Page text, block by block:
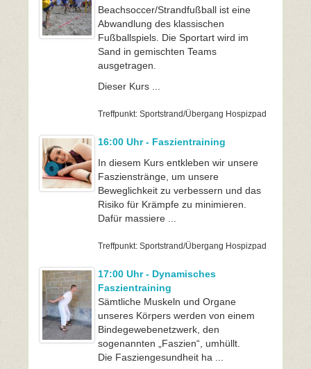
Beachsoccer/Strandfußball ist eine
Abwandlung des klassischen
Fußballspiels. Die Sportart wird im
Sand in gemischten Teams
ausgetragen.
Dieser Kurs ...
Treffpunkt: Sportstrand/Übergang Hospizpad
16:00 Uhr - Faszientraining
In diesem Kurs entkleben wir unsere
Faszienstränge, um unsere
Beweglichkeit zu verbessern und das
Risiko für Krämpfe zu minimieren.
Dafür massiere ...
Treffpunkt: Sportstrand/Übergang Hospizpad
17:00 Uhr - Dynamisches
Faszientraining
Sämtliche Muskeln und Organe
unseres Körpers werden von einem
Bindegewebenetzwerk, den
sogenannten „Faszien“, umhüllt.
Die Fasziengesundheit ha ...